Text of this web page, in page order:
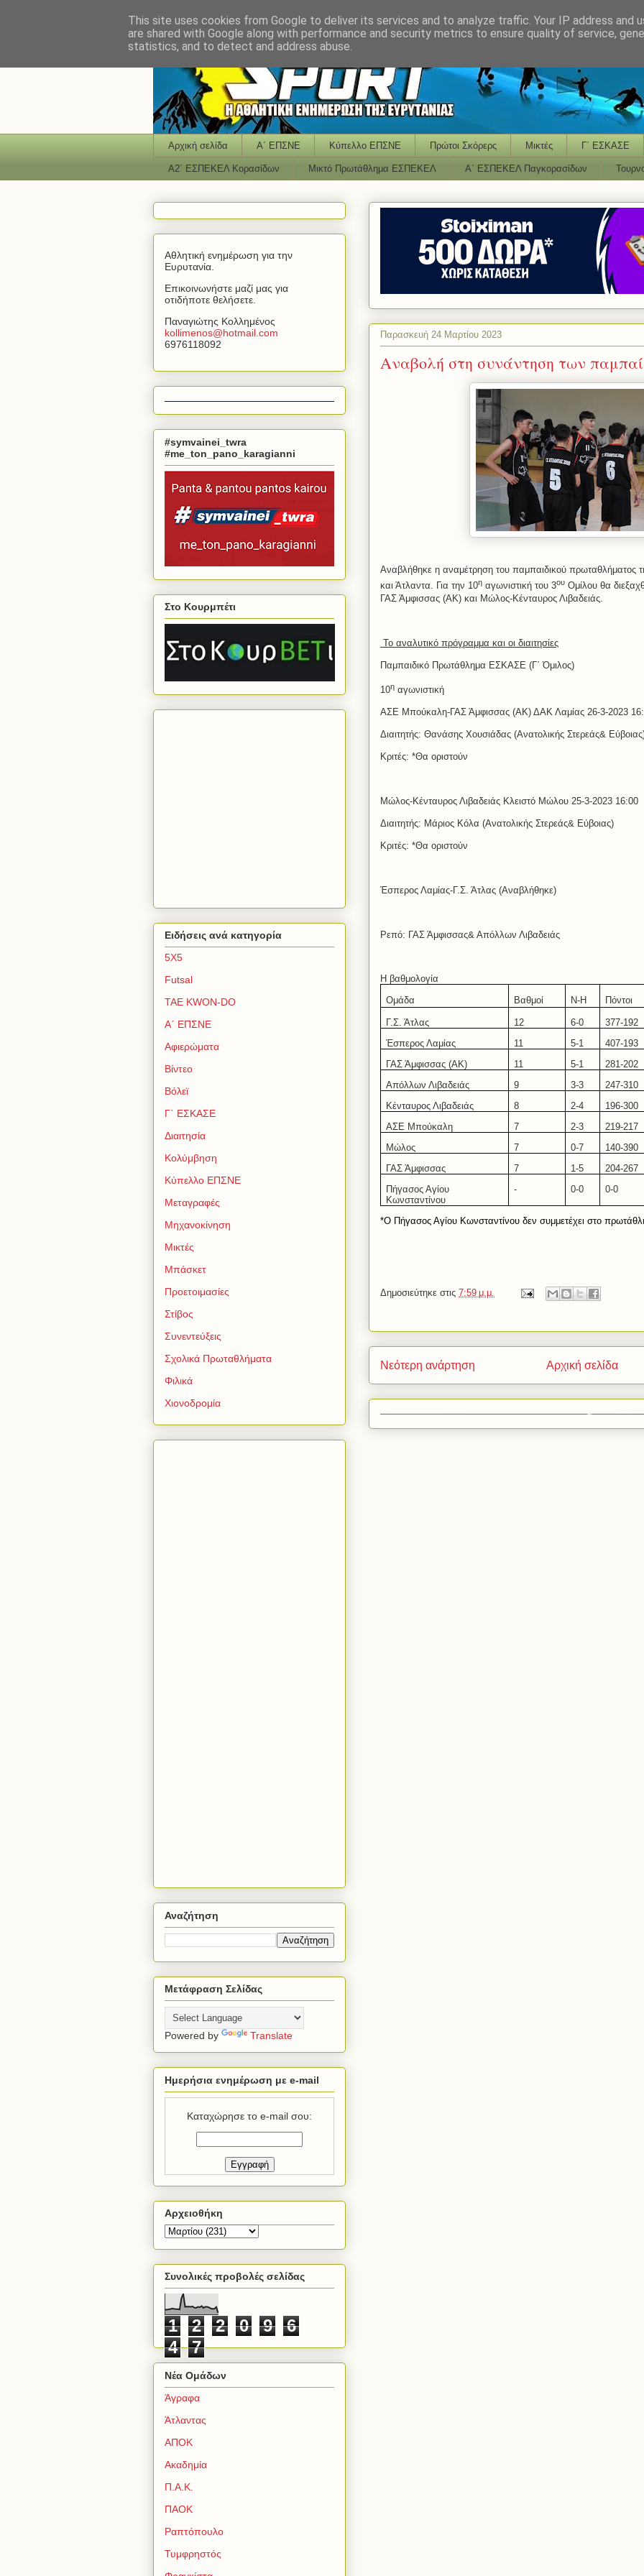
Αρχική σελίδα Α΄ ΕΠΣΝΕ Κύπελλο ΕΠΣΝΕ Πρώτοι Σκόρερς Μικτές Γ΄ ΕΣΚΑΣΕ
Α2΄ ΕΣΠΕΚΕΛ Κορασίδων Μικτό Πρωτάθλημα ΕΣΠΕΚΕΛ Α΄ ΕΣΠΕΚΕΛ Παγκορασίδων
Παρασκευή 24 Μαρτίου 2023
Αναβολή στη συνάντηση των
Αναβλήθηκε η αναμέτρηση του παμπαιδικού
και Άτλαντα. Για την 10η αγωνιστική του 3ου Ομίλου θα
ΓΑΣ Άμφισσας (ΑΚ) και Μώλος-Κένταυρος Λιβαδειάς.
Το αναλυτικό πρόγραμμα και οι διαιτησίες
Παμπαιδικό Πρωτάθλημα ΕΣΚΑΣΕ (Γ΄ Όμιλος)
10η αγωνιστική
ΑΣΕ Μπούκαλη-ΓΑΣ Άμφισσας (ΑΚ) ΔΑΚ Λαμίας 26-3-2023
Διαιτητής: Θανάσης Χουσιάδας (Ανατολικής Στερεάς&
Κριτές: *Θα οριστούν
Μώλος-Κένταυρος Λιβαδειάς Κλειστό Μώλου 25-3-2023 16:00
Διαιτητής: Μάριος Κόλα (Ανατολικής Στερεάς& Εύβοιας)
Κριτές: *Θα οριστούν
Έσπερος Λαμίας-Γ.Σ. Άτλας (Αναβλήθηκε)
Ρεπό: ΓΑΣ Άμφισσας& Απόλλων Λιβαδειάς
Η βαθμολογία
Ομάδα
Βαθμοί Ν-Η Πόντοι
Γ.Σ. Άτλας 1 2 6-0 377-192
Έσπερος Λαμίας
11 5-1 407-193
ΓΑΣ Άμφισσας (ΑΚ)
11 5-1 281-202
Απόλλων Λιβαδειάς
9 3-3 247-310
Κένταυρος Λιβαδειάς
8 2-4 196-300
ΑΣΕ Μπούκαλη
7 2-3 219-217
Μώλος
7 0-7 140-390
ΓΑΣ Άμφισσας
7 1-5 204-267
Πήγασος Αγίου
Κωνσταντίνου
- 0-0 0-0
*Ο Πήγασος Αγίου Κωνσταντίνου δεν συμμετέχει στο
Δημοσιεύτηκε στις 7:59 μ.μ.
Νεότερη ανάρτηση Αρχική σελίδα
Αθλητική ενημέρωση για την
Ευρυτανία.
Επικοινωνήστε μαζί μας για
οτιδήποτε θελήσετε.
Παναγιώτης Κολλημένος
kollimenos@hotmail com
6976118092
#symvainei_twra
#me_ton_pano_karagianni
Στο Κουρμπέτι
Ειδήσεις ανά κατηγορία
5Χ5
Futsal
TAE KWON-DO
Α΄ ΕΠΣΝΕ
Αφιερώματα
Βίντεο
Βόλεϊ
Γ΄ ΕΣΚΑΣΕ
Διαιτησία
Κολύμβηση
Κύπελλο ΕΠΣΝΕ
Μεταγραφές
Μηχανοκίνηση
Μικτές
Μπάσκετ
Προετοιμασίες
Στίβος
Συνεντεύξεις
Σχολικά Πρωταθλήματα
Φιλικά
Χιονοδρομία
Αναζήτηση
Μετάφραση Σελίδας
Powered by Translate
Ημερήσια ενημέρωση με e-mail
Καταχώρησε το e-mail σου:
Αρχειοθήκη
Συνολικές προβολές σελίδας
1 2 2 0 9
6
4
7
Νέα Ομάδων
Άγραφα
Άτλαντας
ΑΠΟΚ
Ακαδημία
Π.Α.Κ.
ΠΑΟΚ
Ραπτόπουλο
Τυμφρηστός
This site uses cookies from Google to deliver its services and to analyze traffic. Your IP address and
are shared with Google along with performance and security metrics to ensure quality of service,
statistics, and to detect and address abuse.